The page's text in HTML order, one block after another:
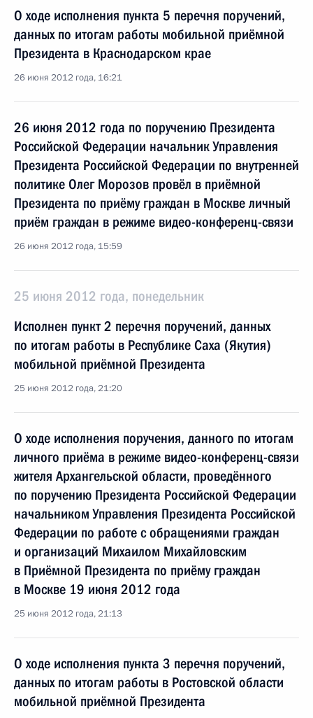
О ходе исполнения пункта 5 перечня поручений,
данных по итогам работы мобильной приёмной
Президента в Краснодарском крае
26 июня 2012 года, 16:21
26 июня 2012 года по поручению Президента
Российской Федерации начальник Управления
Президента Российской Федерации по внутренней
политике Олег Морозов провёл в приёмной
Президента по приёму граждан в Москве личный
приём граждан в режиме видео-конференц-связи
26 июня 2012 года, 15:59
25 июня 2012 года, понедельник
Исполнен пункт 2 перечня поручений, данных
по итогам работы в Республике Саха (Якутия)
мобильной приёмной Президента
25 июня 2012 года, 21:20
О ходе исполнения поручения, данного по итогам
личного приёма в режиме видео-конференц-связи
жителя Архангельской области, проведённого
по поручению Президента Российской Федерации
начальником Управления Президента Российской
Федерации по работе с обращениями граждан
и организаций Михаилом Михайловским
в Приёмной Президента по приёму граждан
в Москве 19 июня 2012 года
25 июня 2012 года, 21:13
О ходе исполнения пункта 3 перечня поручений,
данных по итогам работы в Ростовской области
мобильной приёмной Президента